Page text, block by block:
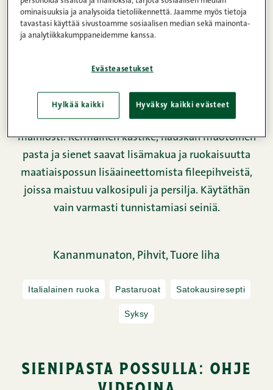
ominaisuuksia ja analysoida tietoliikennettä. Jaamme myös tietoja
tavastasi käyttää sivustoamme sosiaalisen median sekä mainonta-
ja analytiikkakumppaneidemme kanssa.
Evästeasetukset
Hylkää kaikki Hyväksy kaikki evästeet